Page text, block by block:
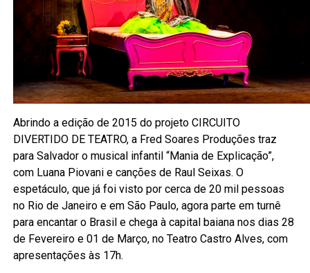
Abrindo a edição de 2015 do projeto CIRCUITO
DIVERTIDO DE TEATRO, a Fred Soares Produções traz
para Salvador o musical infantil “Mania de Explicação”,
com Luana Piovani e canções de Raul Seixas. O
espetáculo, que já foi visto por cerca de 20 mil pessoas
no Rio de Janeiro e em São Paulo, agora parte em turnê
para encantar o Brasil e chega à capital baiana nos dias 28
de Fevereiro e 01 de Março, no Teatro Castro Alves, com
apresentações às 17h.